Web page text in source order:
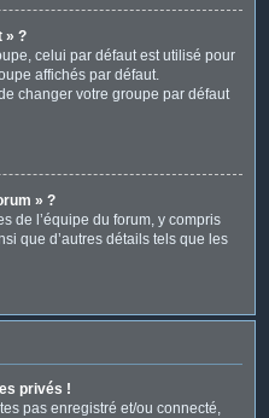
» ?
celui par défaut est utilisé pour
affichés par défaut.
changer votre groupe par défaut
» ?
de l’équipe du forum, y compris
que d’autres détails tels que les
privés !
pas enregistré et/ou connecté,